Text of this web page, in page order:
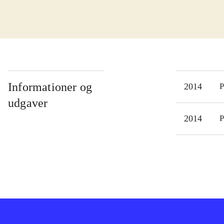
Informationer og
udgaver
2014
2014